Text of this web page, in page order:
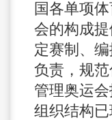
国各单项
会的构成
定赛制、
负责，规
管理奥运
组织结构